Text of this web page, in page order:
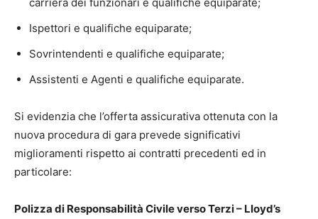
Ispettori e qualifiche equiparate;
Sovrintendenti e qualifiche equiparate;
Assistenti e Agenti e qualifiche equiparate.
Si evidenzia che l’offerta assicurativa ottenuta con la
nuova procedura di gara prevede significativi
miglioramenti rispetto ai contratti precedenti ed in
particolare:
Polizza di Responsabilità Civile verso Terzi – Lloyd’s